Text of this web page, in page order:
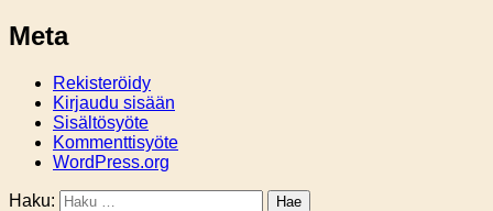
Meta
Rekisteröidy
Kirjaudu sisään
Sisältösyöte
Kommenttisyöte
WordPress.org
Haku: